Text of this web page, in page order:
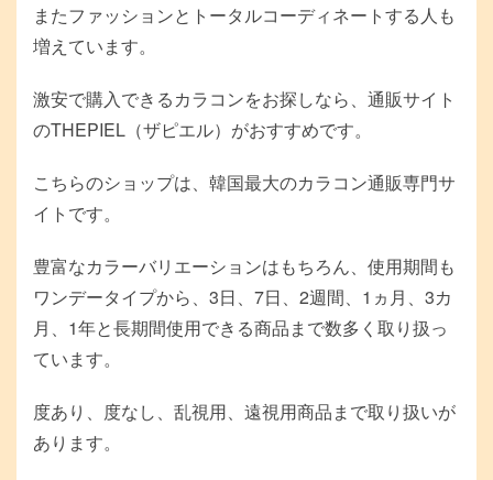
またファッションとトータルコーディネートする人も
増えています。
激安で購入できるカラコンをお探しなら、通販サイト
のTHEPIEL（ザピエル）がおすすめです。
こちらのショップは、韓国最大のカラコン通販専門サ
イトです。
豊富なカラーバリエーションはもちろん、使用期間も
ワンデータイプから、3日、7日、2週間、1ヵ月、3カ
月、1年と長期間使用できる商品まで数多く取り扱っ
ています。
度あり、度なし、乱視用、遠視用商品まで取り扱いが
あります。